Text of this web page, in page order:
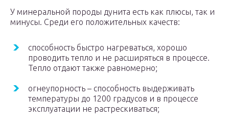
У минеральной породы дунита есть как плюсы, так и
минусы. Среди его положительных качеств:
способность быстро нагреваться, хорошо
проводить тепло и не расширяться в процессе.
Тепло отдают также равномерно;
огнеупорность – способность выдерживать
температуры до 1200 градусов и в процессе
эксплуатации не растрескиваться;